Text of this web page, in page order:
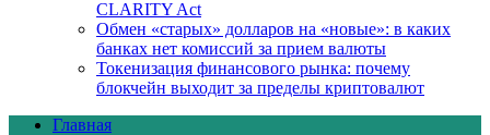
CLARITY Act
Обмен «старых» долларов на «новые»: в каких
банках нет комиссий за прием валюты
Токенизация финансового рынка: почему
блокчейн выходит за пределы криптовалют
Главная